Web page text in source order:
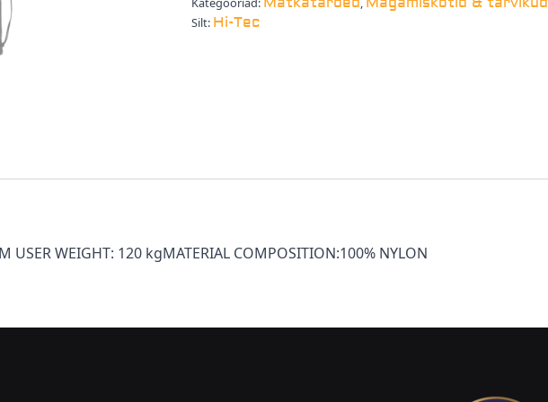
Silt: Hi-Tec
USER WEIGHT: 120 kgMATERIAL COMPOSITION:100% NYLON